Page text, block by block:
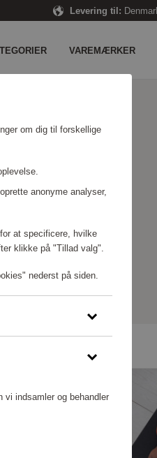
Levering til:
VAREMÆRKER
om dig til forskellige
anonyme analyser,
at specificere, hvilke
klikke på "Tillad valg".
nederst på siden.
indsamler og behandler